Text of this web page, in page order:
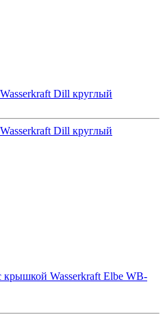
Dill круглый
Dill круглый
крышкой Wasserkraft Еlbe WB-